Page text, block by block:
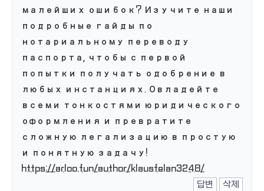
малейших ошибок? Изучите наши
подробные гайды по
нотариальному переводу
паспорта, чтобы с первой
попытки получать одобрение в
любых инстанциях. Овладейте
всеми тонкостями юридического
оформления и превратите
сложную легализацию в простую
и понятную задачу!
https://arloo.fun/author/klausfelan3248/
답변
삭제